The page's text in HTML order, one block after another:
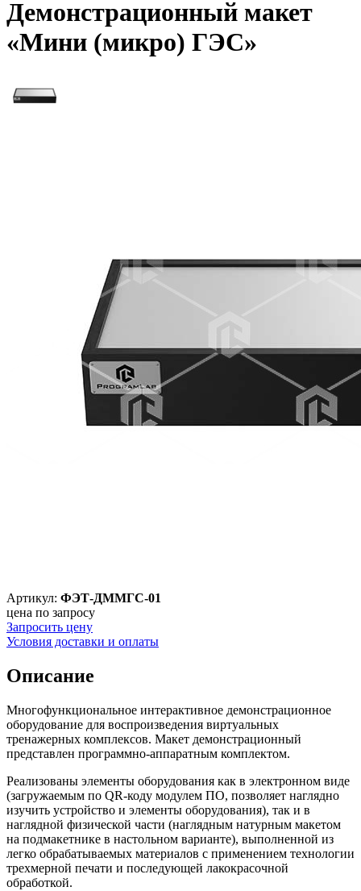
Демонстрационный макет
«Мини (микро) ГЭС»
Артикул: ФЭТ-ДММГС-01
цена по запросу
Запросить цену
Условия доставки и оплаты
Описание
Многофункциональное интерактивное демонстрационное
оборудование для воспроизведения виртуальных
тренажерных комплексов. Макет демонстрационный
представлен программно-аппаратным комплектом.
Реализованы элементы оборудования как в электронном виде
(загружаемым по QR-коду модулем ПО, позволяет наглядно
изучить устройство и элементы оборудования), так и в
наглядной физической части (наглядным натурным макетом
на подмакетнике в настольном варианте), выполненной из
легко обрабатываемых материалов с применением технологии
трехмерной печати и последующей лакокрасочной
обработкой.